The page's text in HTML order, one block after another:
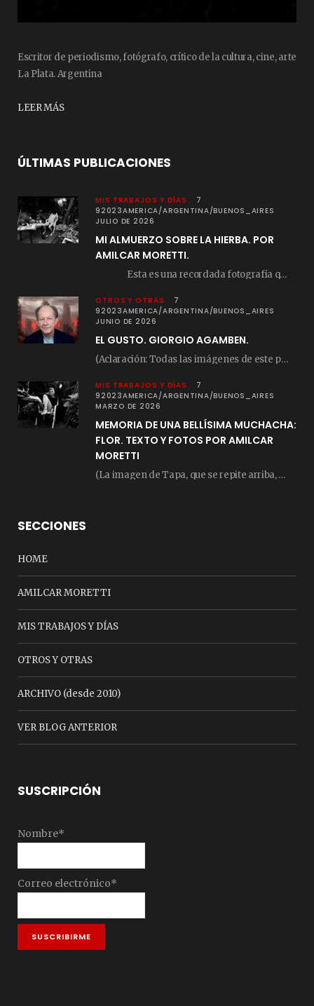
Escritor de periodismo, fotógrafo, crítico de la cultura, cine, arte
La Plata. Argentina
LEER MÁS
ÚLTIMAS PUBLICACIONES
MIS TRABAJOS Y DÍAS
7
92023AMERICA/ARGENTINA/BUENOS_AIRES
JULIO DE 2026
MI ALMUERZO SOBRE LA HIERBA. POR
AMILCAR MORETTI.
Esta es una recordada fotografía que registré…
OTROS Y OTRAS
7
92023AMERICA/ARGENTINA/BUENOS_AIRES
JUNIO DE 2026
EL GUSTO. GIORGIO AGAMBEN.
(Aclaración: Todas las imágenes de este posteo fueron tomadas de Bloghemia.com, y todos los…
MIS TRABAJOS Y DÍAS
7
92023AMERICA/ARGENTINA/BUENOS_AIRES
MARZO DE 2026
MEMORIA DE UNA BELLÍSIMA MUCHACHA:
FLOR. TEXTO Y FOTOS POR AMILCAR
MORETTI
(La imagen de Tapa, que se repite arriba, fue compuesta por Amilcar Moretti el viernes…
SECCIONES
HOME
AMILCAR MORETTI
MIS TRABAJOS Y DÍAS
OTROS Y OTRAS
ARCHIVO (desde 2010)
VER BLOG ANTERIOR
SUSCRIPCIÓN
Nombre*
Correo electrónico*